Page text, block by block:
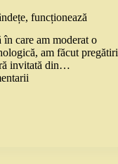
funcționează
în care am moderat o
am făcut pregătiri
invitată din…